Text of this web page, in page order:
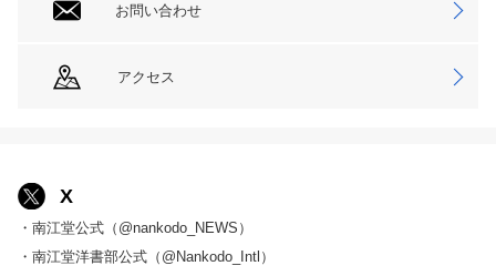
お問い合わせ
アクセス
X
・南江堂公式（@nankodo_NEWS）
・南江堂洋書部公式（@Nankodo_Intl）